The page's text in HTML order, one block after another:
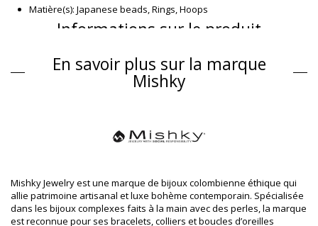
Matière(s): Japanese beads, Rings, Hoops
Informations sur le produit
Ce produit comprend: 1 x Boucles d'oreilles (Autres accessoires
HS CODE (Code douanes): 7117.90.5000
Poids: 45g / 0.1lb / 1.59oz
d'entretien
Instructions d'entretien pour: Mishky Zaira Gp-L-1682
Comment soigner vos bijoux en été ?
En savoir plus sur la marque
Mishky
Mishky Jewelry est une marque de bijoux colombienne éthique qui
allie patrimoine artisanal et luxe bohème contemporain. Spécialisée
dans les bijoux complexes faits à la main avec des perles, la marque
est reconnue pour ses bracelets, colliers et boucles d’oreilles